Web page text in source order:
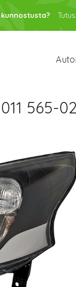
565-